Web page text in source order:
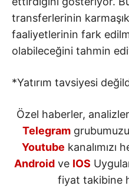
transferlerinin
faaliyetlerinin fark
olabileceğini tahmin
*Yatırım tavsiyesi
Özel haberler,
Telegram
Youtube kanalımızı
Androidve IOS
fiyat takibine